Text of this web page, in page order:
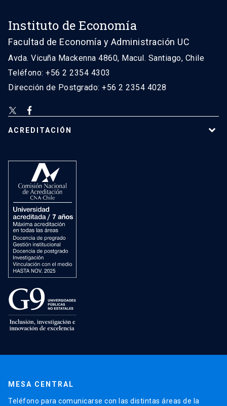
Instituto de Economía
Facultad de Economía y Administración UC
Avda. Vicuña Mackenna 4860, Macul. Santiago, Chile
Teléfono: +56 2 2354 4303
Dirección de Postgrado: +56 2 2354 4028
ACREDITACIÓN
MESA CENTRAL
Teléfono para comunicarse con las distintas áreas de la